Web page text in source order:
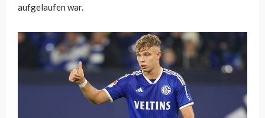
aufgelaufen war.